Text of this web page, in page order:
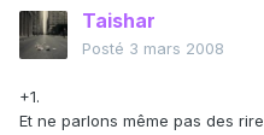
Taishar
Posté 3 mars 2008
+1.
Et ne parlons même pas des